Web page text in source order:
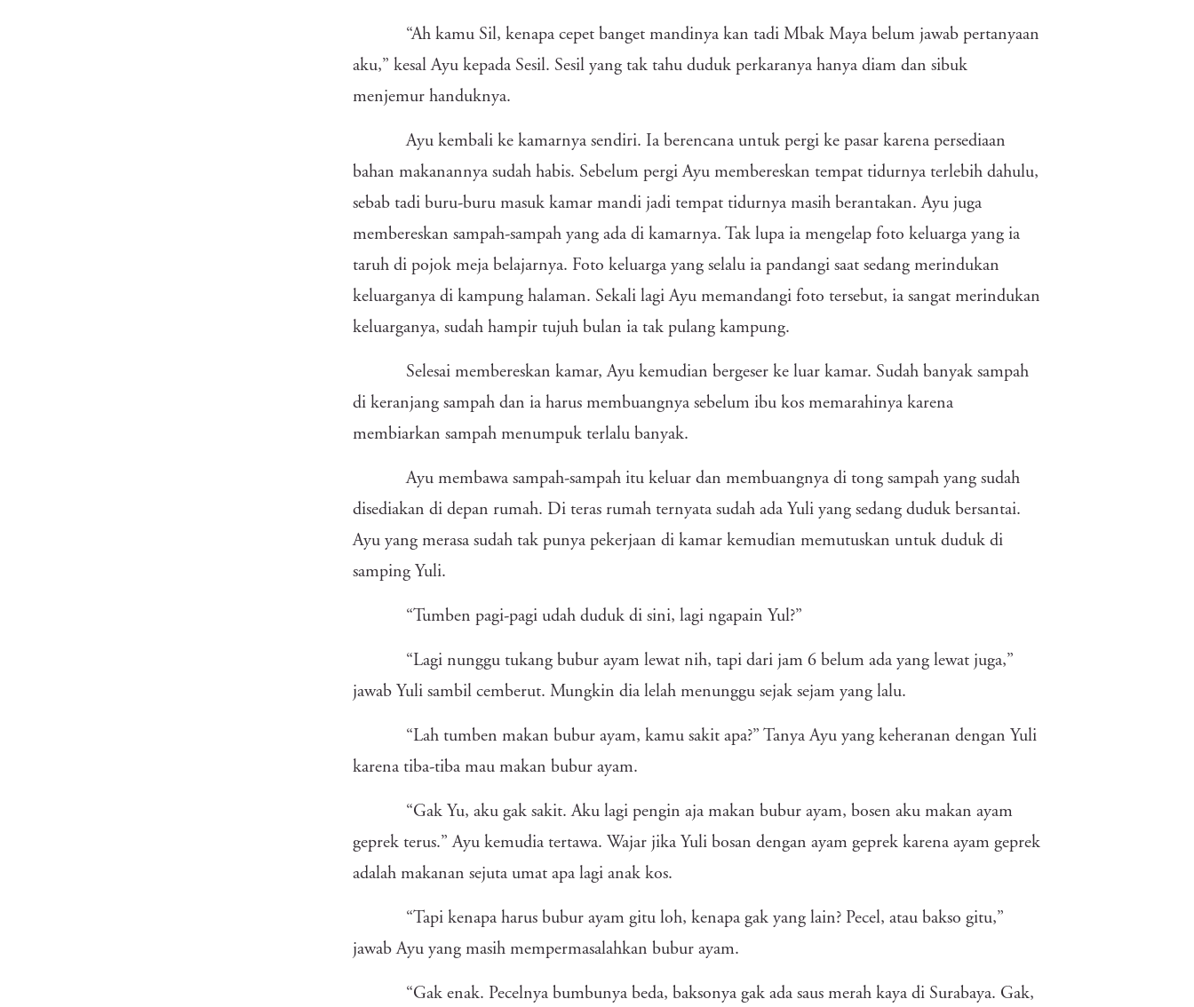
“Ah kamu Sil, kenapa cepet banget mandinya kan tadi Mbak Maya belum jawab pertanyaan
aku,” kesal Ayu kepada Sesil. Sesil yang tak tahu duduk perkaranya hanya diam dan sibuk
menjemur handuknya.
Ayu kembali ke kamarnya sendiri. Ia berencana untuk pergi ke pasar karena persediaan
bahan makanannya sudah habis. Sebelum pergi Ayu membereskan tempat tidurnya terlebih dahulu,
sebab tadi buru-buru masuk kamar mandi jadi tempat tidurnya masih berantakan. Ayu juga
membereskan sampah-sampah yang ada di kamarnya. Tak lupa ia mengelap foto keluarga yang ia
taruh di pojok meja belajarnya. Foto keluarga yang selalu ia pandangi saat sedang merindukan
keluarganya di kampung halaman. Sekali lagi Ayu memandangi foto tersebut, ia sangat merindukan
keluarganya, sudah hampir tujuh bulan ia tak pulang kampung.
Selesai membereskan kamar, Ayu kemudian bergeser ke luar kamar. Sudah banyak sampah
di keranjang sampah dan ia harus membuangnya sebelum ibu kos memarahinya karena
membiarkan sampah menumpuk terlalu banyak.
Ayu membawa sampah-sampah itu keluar dan membuangnya di tong sampah yang sudah
disediakan di depan rumah. Di teras rumah ternyata sudah ada Yuli yang sedang duduk bersantai.
Ayu yang merasa sudah tak punya pekerjaan di kamar kemudian memutuskan untuk duduk di
samping Yuli.
“Tumben pagi-pagi udah duduk di sini, lagi ngapain Yul?”
“Lagi nunggu tukang bubur ayam lewat nih, tapi dari jam 6 belum ada yang lewat juga,”
jawab Yuli sambil cemberut. Mungkin dia lelah menunggu sejak sejam yang lalu.
“Lah tumben makan bubur ayam, kamu sakit apa?” Tanya Ayu yang keheranan dengan Yuli
karena tiba-tiba mau makan bubur ayam.
“Gak Yu, aku gak sakit. Aku lagi pengin aja makan bubur ayam, bosen aku makan ayam
geprek terus.” Ayu kemudia tertawa. Wajar jika Yuli bosan dengan ayam geprek karena ayam geprek
adalah makanan sejuta umat apa lagi anak kos.
“Tapi kenapa harus bubur ayam gitu loh, kenapa gak yang lain? Pecel, atau bakso gitu,”
jawab Ayu yang masih mempermasalahkan bubur ayam.
“Gak enak. Pecelnya bumbunya beda, baksonya gak ada saus merah kaya di Surabaya. Gak,